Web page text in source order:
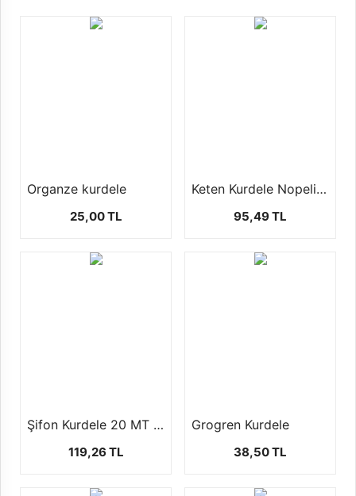
Organze kurdele
25,00 TL
Keten Kurdele Nopeli (2.5cm-20 mt)
95,49 TL
Şifon Kurdele 20 MT 2 Farklı Boyutta
119,26 TL
Grogren Kurdele
38,50 TL